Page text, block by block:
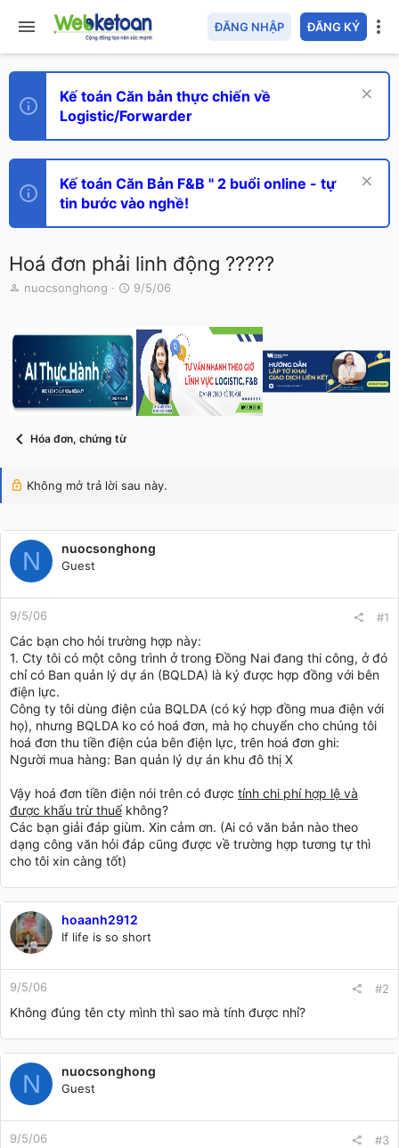
ĐĂNG NHẬP ĐĂNG KÝ
Kế toán Căn bản thực chiến về
Logistic/Forwarder
Kế toán Căn Bản F&B " 2 buổi online - tự
tin bước vào nghề!
Hoá đơn phải linh động ?????
T
e
a
d
s
a
nuocsonghong
N
ử
9/5/06
Hóa đơn, chứng từ
Không mở trả lời sau này.
N nuocsonghong
Guest
9/5/06 #1
Các bạn cho hỏi trường hợp này:
1. Cty tôi có một công trình ở trong Đồng Nai đang thi công, ở đó
chỉ có Ban quản lý dự án (BQLDA) là ký được hợp đồng với bên
điện lực.
Công ty tôi dùng điện của BQLDA (có ký hợp đồng mua điện với
họ), nhưng BQLDA ko có hoá đơn, mà họ chuyển cho chúng tôi
hoá đơn thu tiền điện của bên điện lực, trên hoá đơn ghi:
Người mua hàng: Ban quản lý dự án khu đô thị X
Vậy hoá đơn tiền điện nói trên có được tính chi phí hợp lệ và
được khấu trừ thuếkhông?
Các bạn giải đáp giùm. Xin cảm ơn. (Ai có văn bản nào theo
dạng công văn hỏi đáp cũng được về trường hợp tương tự thì
cho tôi xin càng tốt)
hoaanh2912
If life is so short
9/5/06 #2
Không đúng tên cty mình thì sao mà tính được nhỉ?
N nuocsonghong
Guest
9/5/06 #3